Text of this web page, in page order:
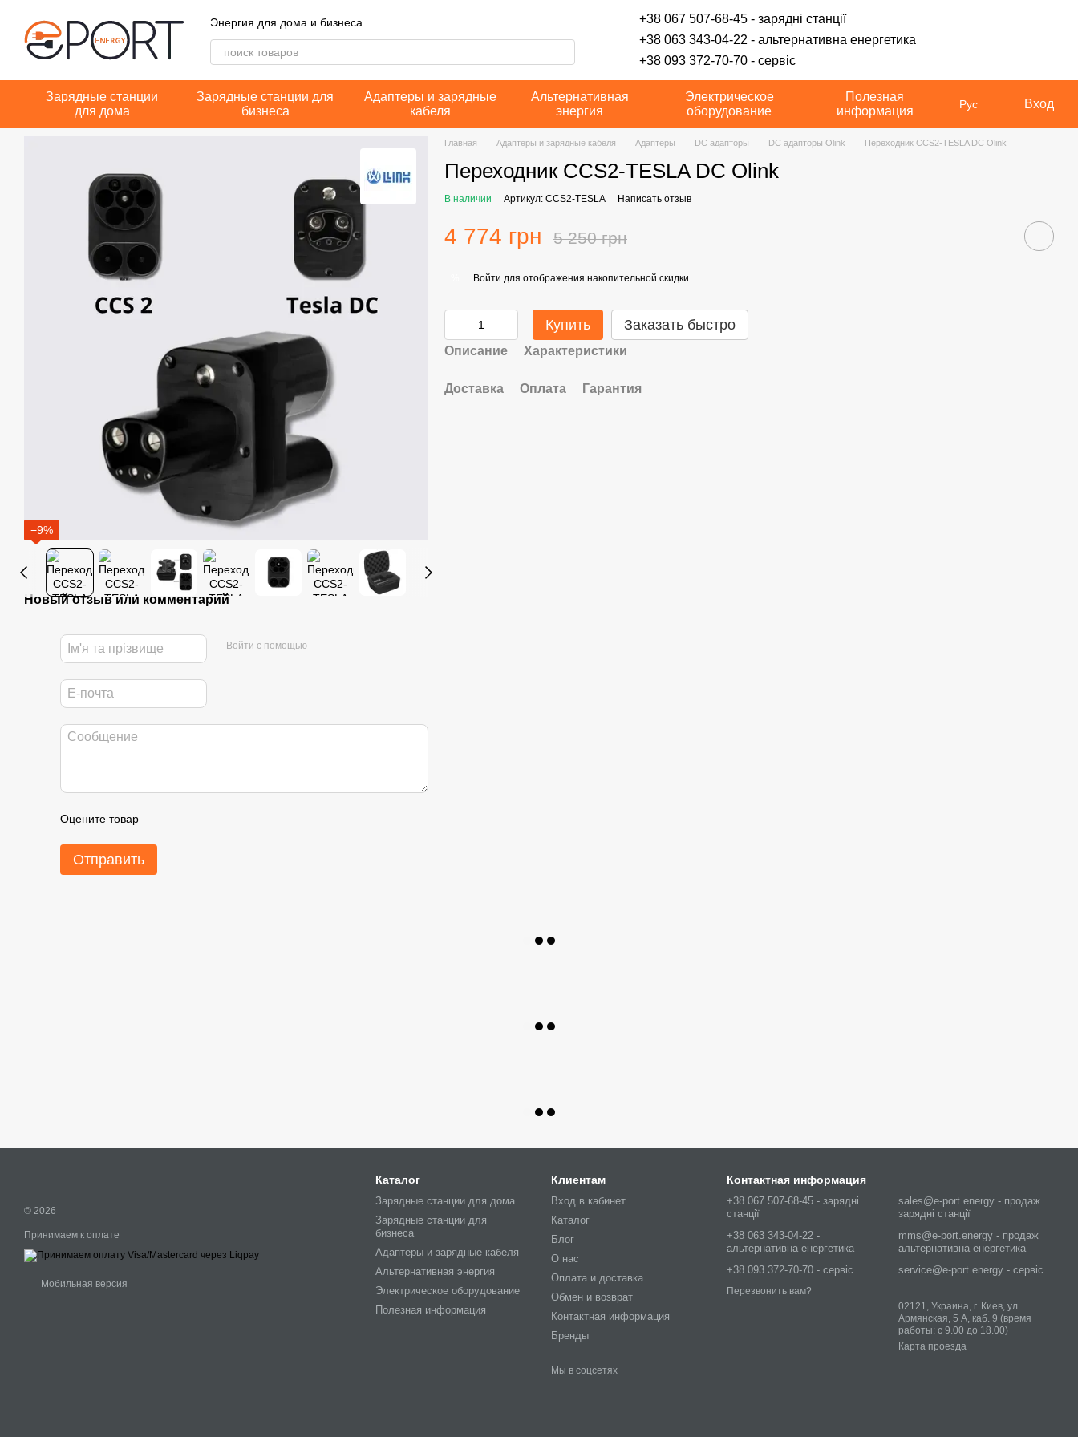
Энергия для дома и бизнеса
+38 067 507-68-45 - зарядні станції
+38 063 343-04-22 - альтернативна енергетика
+38 093 372-70-70 - сервіс
Зарядные станции
для дома
Зарядные станции для
бизнеса
Адаптеры и зарядные
кабеля
Альтернативная
энергия
Электрическое
оборудование
Полезная
информация
Рус Вход
−9%
Новый отзыв или комментарий
Войти с помощью
Оцените товар
Отправить
Главная Адаптеры и зарядные кабеля Адаптеры DC адапторы DC адапторы Olink Переходник CCS2-TESLA DC Olink
Переходник CCS2-TESLA DC Olink
В наличии Артикул: CCS2-TESLA Написать отзыв
4 774 грн 5 250 грн
Войти для отображения накопительной скидки
Купить Заказать быстро
Описание Характеристики
Доставка Оплата Гарантия
© 2026
Принимаем к оплате
Мобильная версия
Каталог
Зарядные станции для дома
Зарядные станции для
бизнеса
Адаптеры и зарядные кабеля
Альтернативная энергия
Электрическое оборудование
Полезная информация
Клиентам
Вход в кабинет
Каталог
Блог
О нас
Оплата и доставка
Обмен и возврат
Контактная информация
Бренды
Мы в соцсетях
Контактная информация
+38 067 507-68-45 - зарядні
станції
+38 063 343-04-22 -
альтернативна енергетика
+38 093 372-70-70 - сервіс
Перезвонить вам?
sales@e-port.energy - продаж
зарядні станції
mms@e-port.energy - продаж
альтернативна енергетика
service@e-port.energy - сервіс
02121, Украина, г. Киев, ул.
Армянская, 5 А, каб. 9 (время
работы: с 9.00 до 18.00)
Карта проезда